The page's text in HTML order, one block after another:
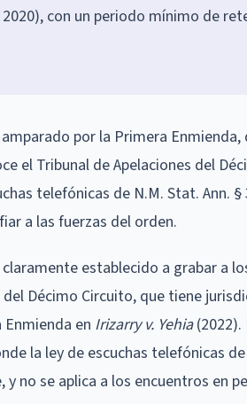
con un periodo mínimo de
por la Primera
el Tribunal de Apelaciones del
telefónicas de N.M. Stat. Ann.
a las fuerzas del orden.
establecido a grabar a
Décimo Circuito, que tiene
en Irizarry v. Yehia(2022).
la ley de escuchas telefónicas de
no se aplica a los encuentros en